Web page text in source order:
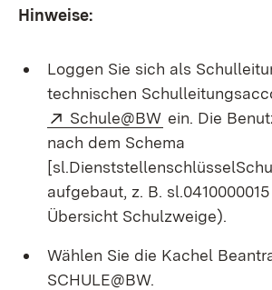
Hinweise:
Loggen Sie sich als
technischen
Extern:
Schule@BW (Öffnet in
ein. Die
nach dem Schema
aufgebaut, z. B.
Übersicht Schulzweige).
Wählen Sie die Kachel
SCHULE@BW.